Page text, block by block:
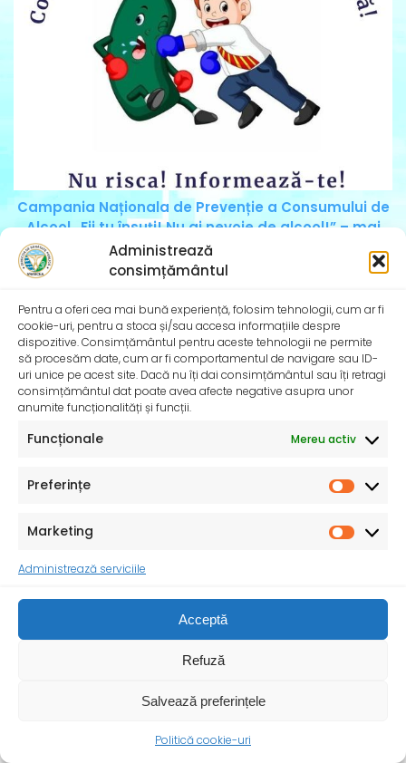
Administrează
consimțământul
Pentru a oferi cea mai bună experiență, folosim tehnologii, cum ar fi
cookie-uri, pentru a stoca și/sau accesa informațiile despre
dispozitive. Consimțământul pentru aceste tehnologii ne permite
să procesăm date, cum ar fi comportamentul de navigare sau ID-
uri unice pe acest site. Dacă nu îți dai consimțământul sau îți retragi
consimțământul dat poate avea afecte negative asupra unor
anumite funcționalități și funcții.
Funcționale Mereu activ
Preferințe
Marketing
Administrează serviciile
Acceptă
Refuză
Salvează preferințele
Politică cookie-uri
Campania Naționala de Prevenție a Consumului de
Alcool „Fii tu însuți! Nu ai nevoie de alcool!” – mai
2025
Consumul de alcool reprezintă o problemă majoră de
Institutul Național de Sănătate Publică și Direcțiile de